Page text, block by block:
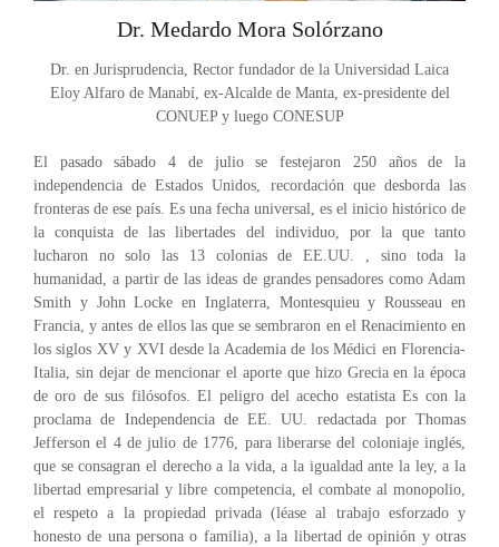
Dr. Medardo Mora Solórzano
Dr. en Jurisprudencia, Rector fundador de la Universidad Laica
Eloy Alfaro de Manabí, ex-Alcalde de Manta, ex-presidente del
CONUEP y luego CONESUP
El pasado sábado 4 de julio se festejaron 250 años de la
independencia de Estados Unidos, recordación que desborda las
fronteras de ese país. Es una fecha universal, es el inicio histórico de
la conquista de las libertades del individuo, por la que tanto
lucharon no solo las 13 colonias de EE.UU. , sino toda la
humanidad, a partir de las ideas de grandes pensadores como Adam
Smith y John Locke en Inglaterra, Montesquieu y Rousseau en
Francia, y antes de ellos las que se sembraron en el Renacimiento en
los siglos XV y XVI desde la Academia de los Médici en Florencia-
Italia, sin dejar de mencionar el aporte que hizo Grecia en la época
de oro de sus filósofos. El peligro del acecho estatista Es con la
proclama de Independencia de EE. UU. redactada por Thomas
Jefferson el 4 de julio de 1776, para liberarse del coloniaje inglés,
que se consagran el derecho a la vida, a la igualdad ante la ley, a la
libertad empresarial y libre competencia, el combate al monopolio,
el respeto a la propiedad privada (léase al trabajo esforzado y
honesto de una persona o familia), a la libertad de opinión y otras